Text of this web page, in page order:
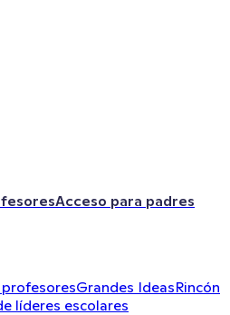
Acceso para padres
profesoresGrandes IdeasRincón
líderes escolares